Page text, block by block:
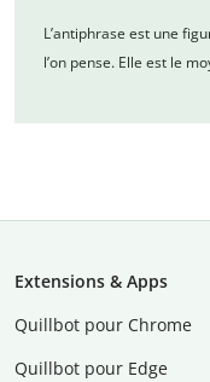
L’antiphrase est une
l’on pense. Elle est le
Extensions & Apps
Quillbot pour Chrome
Quillbot pour Edge